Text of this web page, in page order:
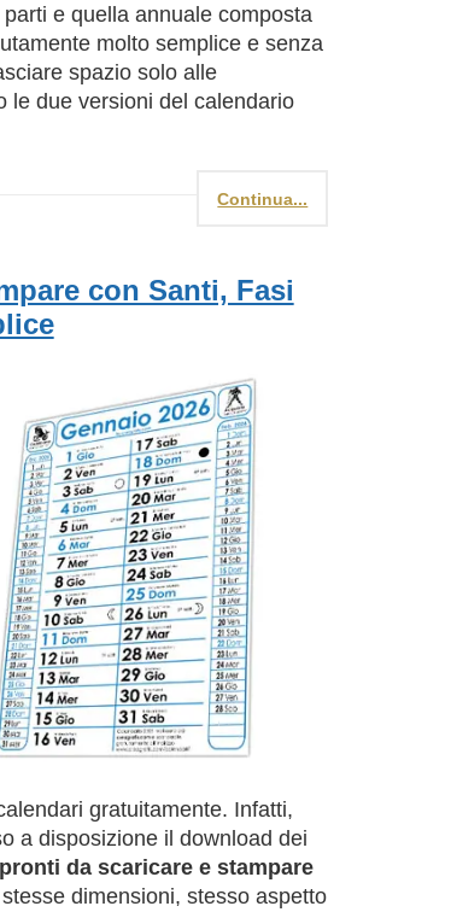
e quella annuale composta
molto semplice e senza
spazio solo alle
le due versioni del calendario
Continua...
con Santi, Fasi
gratuitamente. Infatti,
a disposizione il download dei
da scaricare e stampare
dimensioni, stesso aspetto